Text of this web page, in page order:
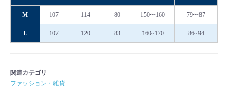
M 107 114 80 150〜160 79〜87
L 107 120 83 160~170 86~94
関連カテゴリ
ファッション・雑貨